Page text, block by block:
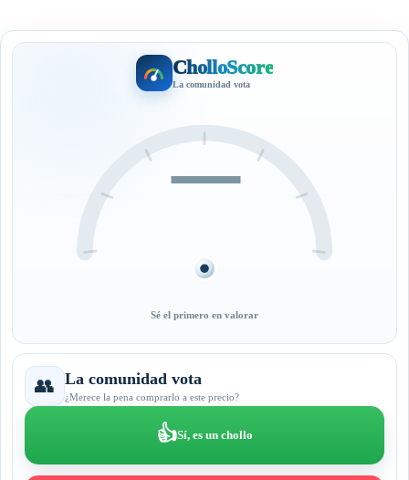
CholloScore
La comunidad vota
—
Sé el primero en valorar
👥 La comunidad vota
¿Merece la pena comprarlo a este precio?
👍Sí, es un chollo